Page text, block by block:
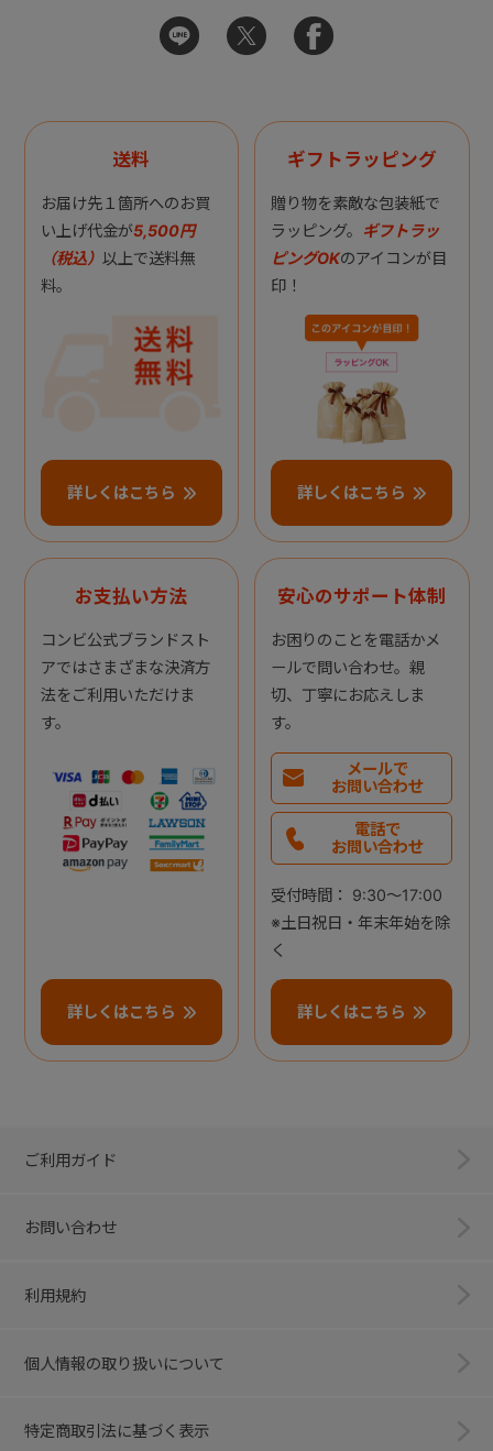
送料
お届け先１箇所へのお買
い上げ代金が5,500円
（税込） 以上で送料無
料。
詳しくはこちら
ギフトラッピング
贈り物を素敵な包装紙で
ラッピング。 ギフトラッ
ピングOKのアイコンが目
印！
詳しくはこちら
お支払い方法
コンビ公式ブランドスト
アではさまざまな決済方
法をご利用いただけま
す。
詳しくはこちら
安心のサポート体制
お困りのことを電話かメ
ールで問い合わせ。親
切、丁寧にお応えしま
す。
メールで
お問い合わせ
電話で
お問い合わせ
受付時間： 9:30～17:00
※土日祝日・年末年始を除
く
詳しくはこちら
ご利用ガイド
お問い合わせ
利用規約
個人情報の取り扱いについて
特定商取引法に基づく表示